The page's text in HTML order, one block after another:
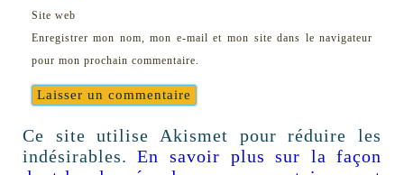
Site web
Enregistrer mon nom, mon e-mail et mon site dans le navigateur
pour mon prochain commentaire.
Ce site utilise Akismet pour réduire les
indésirables.En savoir plus sur la façon